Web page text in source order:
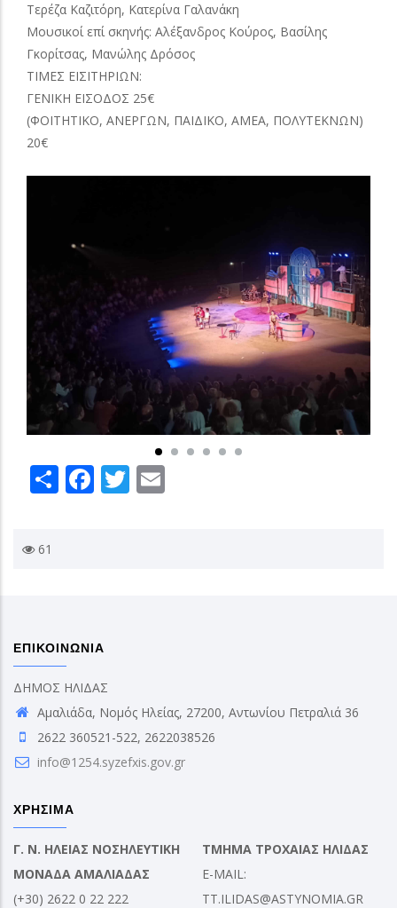
Τερέζα Καζιτόρη, Κατερίνα Γαλανάκη
Μουσικοί επί σκηνής: Αλέξανδρος Κούρος, Βασίλης
Γκορίτσας, Μανώλης Δρόσος
ΤΙΜΕΣ ΕΙΣΙΤΗΡΙΩΝ:
ΓΕΝΙΚΗ ΕΙΣΟΔΟΣ 25€
(ΦΟΙΤΗΤΙΚΟ, ΑΝΕΡΓΩΝ, ΠΑΙΔΙΚΟ, ΑΜΕΑ, ΠΟΛΥΤΕΚΝΩΝ)
20€
ShareFacebook
Twitter
61
ΕΠΙΚΟΙΝΩΝΙΑ
ΔΗΜΟΣ ΗΛΙΔΑΣ
Αμαλιάδα, Νομός Ηλείας, 27200, Αντωνίου Πετραλιά 36
2622 360521-522, 2622038526
info@1254.syzefxis.gov.gr
ΧΡΗΣΙΜΑ
Γ. Ν. ΗΛΕΙΑΣ ΝΟΣΗΛΕΥΤΙΚΗ
ΜΟΝΑΔΑ ΑΜΑΛΙΑΔΑΣ
(+30) 2622 0 22 222
ΤΜΗΜΑ ΤΡΟΧΑΙΑΣ ΗΛΙΔΑΣ
E-MAIL:
TT.ILIDAS@ASTYNOMIA.GR